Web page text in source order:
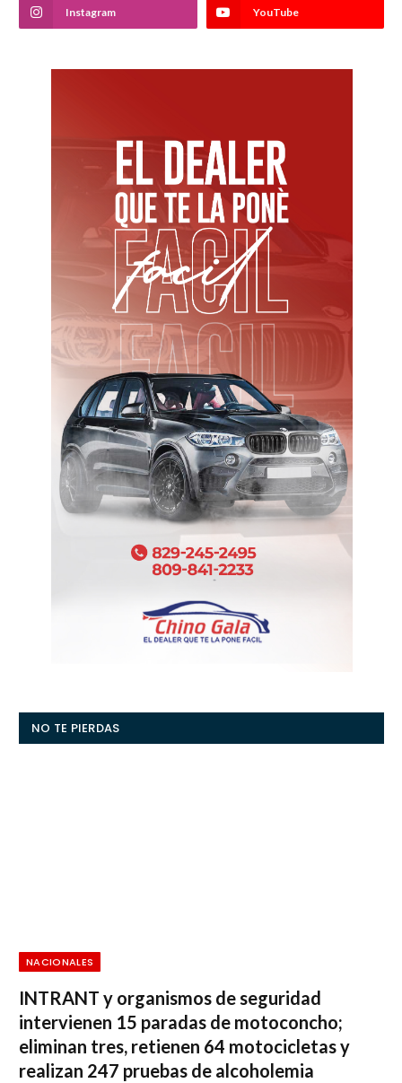
Instagram YouTube
NO TE PIERDAS
NACIONALES
INTRANT y organismos de seguridad
intervienen 15 paradas de motoconcho;
eliminan tres, retienen 64 motocicletas y
realizan 247 pruebas de alcoholemia